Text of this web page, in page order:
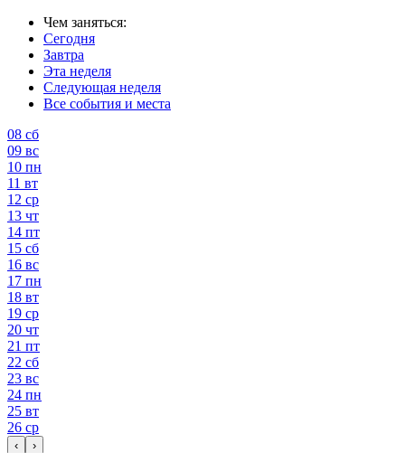
Чем заняться:
Сегодня
Завтра
Эта неделя
Следующая неделя
Все события и места
08 сб
09 вс
10 пн
11 вт
12 ср
13 чт
14 пт
15 сб
16 вс
17 пн
18 вт
19 ср
20 чт
21 пт
22 сб
23 вс
24 пн
25 вт
26 ср
‹ ›